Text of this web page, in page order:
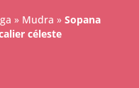
» Mudra » Sopana
céleste